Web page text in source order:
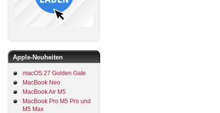
Apple-Neuheiten
macOS 27 Golden Gate
MacBook Neo
MacBook Air M5
MacBook Pro M5 Pro und
M5 Max